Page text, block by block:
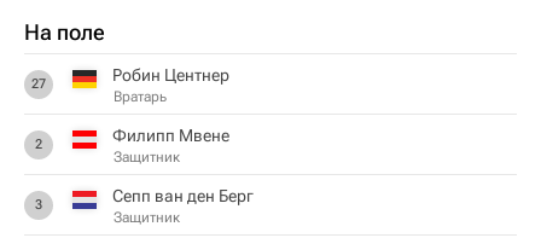
На поле
27 Робин Центнер
Вратарь
2 Филипп Мвене
Защитник
3 Сепп ван ден Берг
Защитник